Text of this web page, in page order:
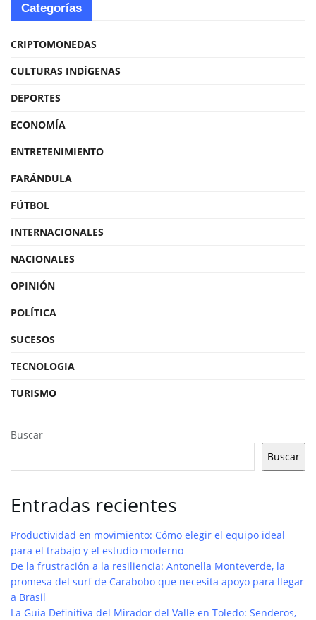
Categorías
CRIPTOMONEDAS
CULTURAS INDÍGENAS
DEPORTES
ECONOMÍA
ENTRETENIMIENTO
FARÁNDULA
FÚTBOL
INTERNACIONALES
NACIONALES
OPINIÓN
POLÍTICA
SUCESOS
TECNOLOGIA
TURISMO
Buscar
Buscar
Entradas recientes
Productividad en movimiento: Cómo elegir el equipo ideal
para el trabajo y el estudio moderno
De la frustración a la resiliencia: Antonella Monteverde, la
promesa del surf de Carabobo que necesita apoyo para llegar
a Brasil
La Guía Definitiva del Mirador del Valle en Toledo: Senderos,